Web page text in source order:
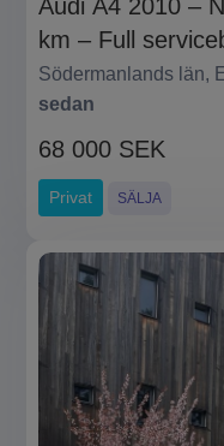
Audi A4 2010 –
km – Full
Södermanlands län,
sedan
68 000 SEK
Privat SÄLJA